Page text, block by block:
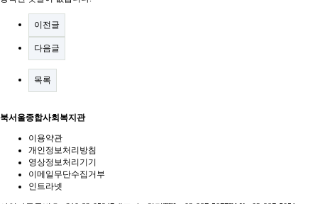
이전글
다음글
목록
북서울종합사회복지관
이용약관
개인정보처리방침
영상정보처리기기
이메일무단수집거부
인트라넷